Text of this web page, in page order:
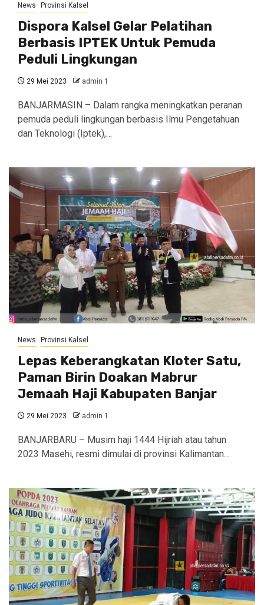
News Provinsi Kalsel
Dispora Kalsel Gelar Pelatihan
Berbasis IPTEK Untuk Pemuda
Peduli Lingkungan
29 Mei 2023 admin 1
BANJARMASIN – Dalam rangka meningkatkan peranan
pemuda peduli lingkungan berbasis Ilmu Pengetahuan
dan Teknologi (Iptek),…
News Provinsi Kalsel
Lepas Keberangkatan Kloter Satu,
Paman Birin Doakan Mabrur
Jemaah Haji Kabupaten Banjar
29 Mei 2023 admin 1
BANJARBARU – Musim haji 1444 Hijriah atau tahun
2023 Masehi, resmi dimulai di provinsi Kalimantan…